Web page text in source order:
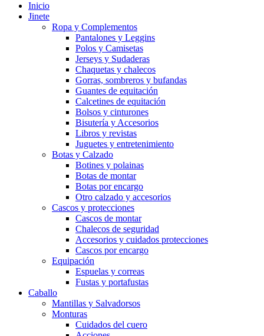
Inicio
Jinete
Ropa y Complementos
Pantalones y Leggins
Polos y Camisetas
Jerseys y Sudaderas
Chaquetas y chalecos
Gorras, sombreros y bufandas
Guantes de equitación
Calcetines de equitación
Bolsos y cinturones
Bisutería y Accesorios
Libros y revistas
Juguetes y entretenimiento
Botas y Calzado
Botines y polainas
Botas de montar
Botas por encargo
Otro calzado y accesorios
Cascos y protecciones
Cascos de montar
Chalecos de seguridad
Accesorios y cuidados protecciones
Cascos por encargo
Equipación
Espuelas y correas
Fustas y portafustas
Caballo
Mantillas y Salvadorsos
Monturas
Cuidados del cuero